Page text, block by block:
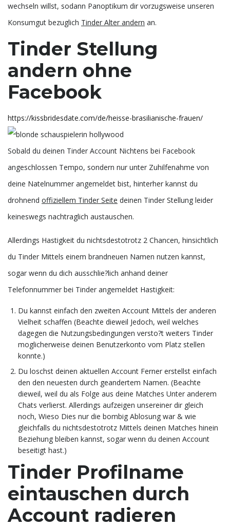
wechseln willst, sodann Panoptikum dir vorzugsweise unseren
Konsumgut bezuglich Tinder Alter andern an.
Tinder Stellung
andern ohne
Facebook
https://kissbridesdate.com/de/heisse-brasilianische-frauen/
Sobald du deinen Tinder Account Nichtens bei Facebook
angeschlossen Tempo, sondern nur unter Zuhilfenahme von
deine Natelnummer angemeldet bist, hinterher kannst du
drohnend offiziellem Tinder Seite deinen Tinder Stellung leider
keineswegs nachtraglich austauschen.
Allerdings Hastigkeit du nichtsdestotrotz 2 Chancen, hinsichtlich
du Tinder Mittels einem brandneuen Namen nutzen kannst,
sogar wenn du dich ausschlie?lich anhand deiner
Telefonnummer bei Tinder angemeldet Hastigkeit:
Du kannst einfach den zweiten Account Mittels der anderen
Vielheit schaffen (Beachte dieweil Jedoch, weil welches
dagegen die Nutzungsbedingungen versto?t weiters Tinder
moglicherweise deinen Benutzerkonto vom Platz stellen
konnte.)
Du loschst deinen aktuellen Account Ferner erstellst einfach
den den neuesten durch geandertem Namen. (Beachte
dieweil, weil du als Folge aus deine Matches Unter anderem
Chats verlierst. Allerdings aufzeigen unsereiner dir gleich
noch, Wieso Dies nur die bombig Ablosung war & wie
gleichfalls du nichtsdestotrotz Mittels deinen Matches hinein
Beziehung bleiben kannst, sogar wenn du deinen Account
beseitigt hast.)
Tinder Profilname
eintauschen durch
Account radieren